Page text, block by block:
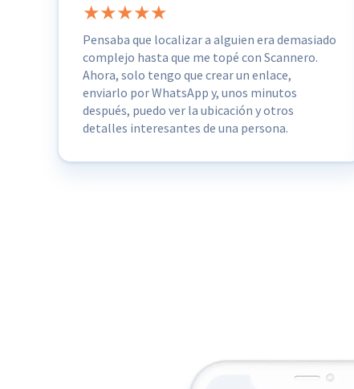
Pensaba que localizar a alguien era demasiado
complejo hasta que me topé con Scannero.
Ahora, solo tengo que crear un enlace,
enviarlo por WhatsApp y, unos minutos
después, puedo ver la ubicación y otros
detalles interesantes de una persona.